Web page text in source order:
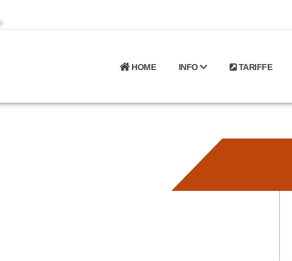
HOME INFO TARIFFE